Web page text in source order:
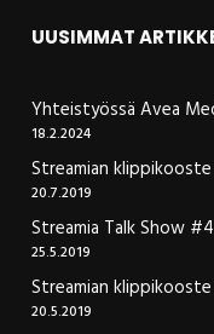
UUSIMMAT
Yhteistyössä Avea
18.2.2024
Streamian
20.7.2019
Streamia Talk Show
25.5.2019
Streamian
20.5.2019